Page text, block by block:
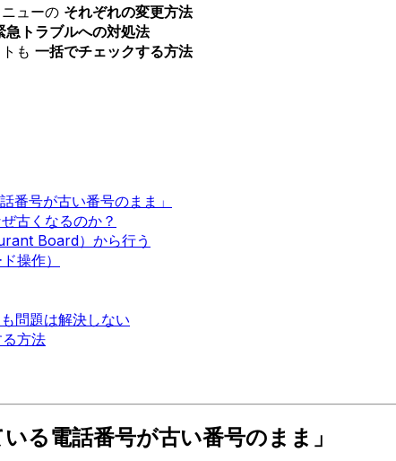
ューの それぞれの変更方法
急トラブルへの対処法
も 一括でチェックする方法
番号が古い番号のまま」
古くなるのか？
Board）から行う
操作）
問題は解決しない
方法
る電話番号が古い番号のまま」